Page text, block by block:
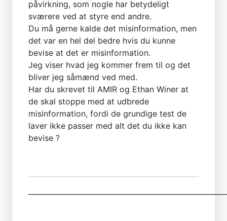
påvirkning, som nogle har betydeligt
sværere ved at styre end andre.
Du må gerne kalde det misinformation, men
det var en hel del bedre hvis du kunne
bevise at det er misinformation.
Jeg viser hvad jeg kommer frem til og det
bliver jeg såmænd ved med.
Har du skrevet til AMIR og Ethan Winer at
de skal stoppe med at udbrede
misinformation, fordi de grundige test de
laver ikke passer med alt det du ikke kan
bevise ?